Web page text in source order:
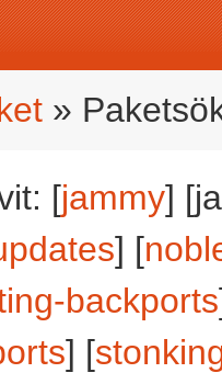
»
[jammy]
] [
backports
] [